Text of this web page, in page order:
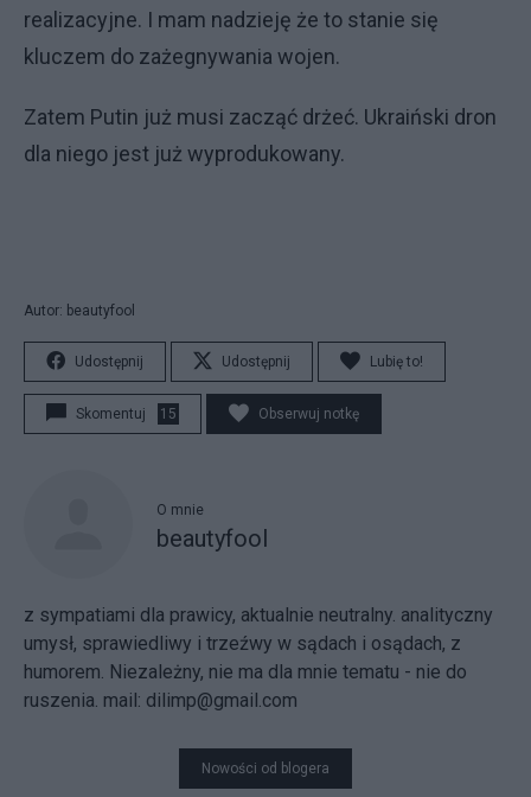
realizacyjne. I mam nadzieję że to stanie się
kluczem do zażegnywania wojen.
Zatem Putin już musi zacząć drżeć. Ukraiński dron
dla niego jest już wyprodukowany.
Autor: beautyfool
Udostępnij Udostępnij Lubię to!
Skomentuj 15 Obserwuj notkę
O mnie
beautyfool
z sympatiami dla prawicy, aktualnie neutralny. analityczny
umysł, sprawiedliwy i trzeźwy w sądach i osądach, z
humorem. Niezależny, nie ma dla mnie tematu - nie do
ruszenia. mail: dilimp@gmail.com
Nowości od blogera